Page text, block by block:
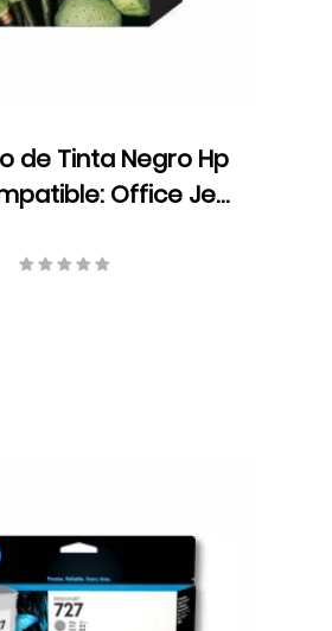
de Tinta Negro Hp
Office Jet
C2P05AL